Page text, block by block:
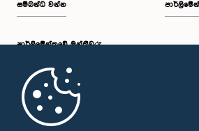
සම්බන්ධ වන්න
පාර්ලි‌මේන්තුවේ මන්ත්‍රීවරු
මුල් පිටුව